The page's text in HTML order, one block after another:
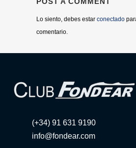
Lo siento, debes estar conectado
comentario.
(+34) 91 631 9190
info@fondear.com